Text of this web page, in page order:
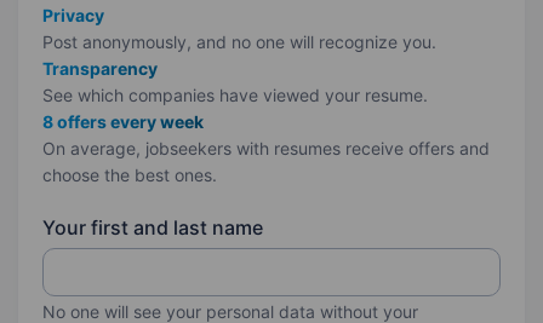
Privacy
Post anonymously, and no one will recognize you.
Transparency
See which companies have viewed your resume.
8 offers every week
On average, jobseekers with resumes receive offers and
choose the best ones.
Your first and last name
No one will see your personal data without your